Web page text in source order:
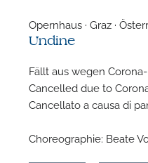
Opernhaus · Graz ·
Undine
Fällt aus wegen
Cancelled due to
Cancellato a causa di
Choreographie: Beate